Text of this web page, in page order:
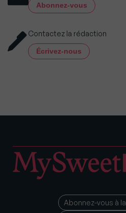
Abonnez-vous
Contactez la rédaction
Écrivez-nous
Abonnez-vous à